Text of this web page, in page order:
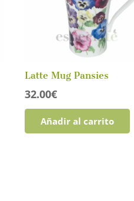
Latte Mug Pansies
32.00€
Añadir al carrito